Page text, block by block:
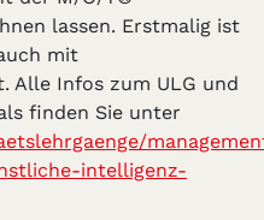
lassen. Erstmalig ist
mit
Alle Infos zum ULG und
finden Sie unter
intelligenz-